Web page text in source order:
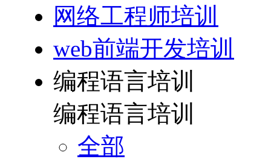
网络工程师培训
web前端开发培训
编程语言培训
编程语言培训
全部